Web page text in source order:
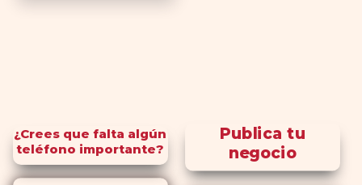
¿Crees que falta algún
teléfono importante?
Publica tu
negocio